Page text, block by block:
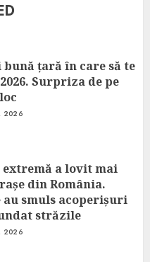
bună țară în care să te
Surpriza de pe
2026
extremă a lovit mai
din România.
smuls acoperișuri
străzile
2026